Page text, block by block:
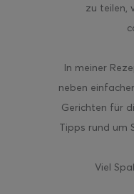
zu teilen,
In meiner
neben
Gerichten für
Tipps rund um
Viel